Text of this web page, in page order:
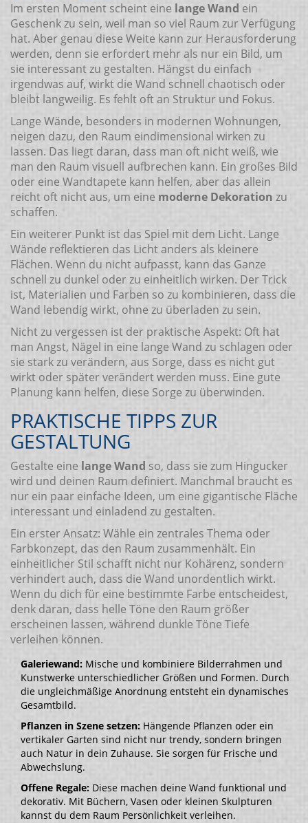
Im ersten Moment scheint eine lange Wand ein
Geschenk zu sein, weil man so viel Raum zur Verfügung
hat. Aber genau diese Weite kann zur Herausforderung
werden, denn sie erfordert mehr als nur ein Bild, um
sie interessant zu gestalten. Hängst du einfach
irgendwas auf, wirkt die Wand schnell chaotisch oder
bleibt langweilig. Es fehlt oft an Struktur und Fokus.
Lange Wände, besonders in modernen Wohnungen,
neigen dazu, den Raum eindimensional wirken zu
lassen. Das liegt daran, dass man oft nicht weiß, wie
man den Raum visuell aufbrechen kann. Ein großes Bild
oder eine Wandtapete kann helfen, aber das allein
reicht oft nicht aus, um eine moderne Dekoration zu
schaffen.
Ein weiterer Punkt ist das Spiel mit dem Licht. Lange
Wände reflektieren das Licht anders als kleinere
Flächen. Wenn du nicht aufpasst, kann das Ganze
schnell zu dunkel oder zu einheitlich wirken. Der Trick
ist, Materialien und Farben so zu kombinieren, dass die
Wand lebendig wirkt, ohne zu überladen zu sein.
Nicht zu vergessen ist der praktische Aspekt: Oft hat
man Angst, Nägel in eine lange Wand zu schlagen oder
sie stark zu verändern, aus Sorge, dass es nicht gut
wirkt oder später verändert werden muss. Eine gute
Planung kann helfen, diese Sorge zu überwinden.
PRAKTISCHE TIPPS ZUR
GESTALTUNG
Gestalte eine lange Wand so, dass sie zum Hingucker
wird und deinen Raum definiert. Manchmal braucht es
nur ein paar einfache Ideen, um eine gigantische Fläche
interessant und einladend zu gestalten.
Ein erster Ansatz: Wähle ein zentrales Thema oder
Farbkonzept, das den Raum zusammenhält. Ein
einheitlicher Stil schafft nicht nur Kohärenz, sondern
verhindert auch, dass die Wand unordentlich wirkt.
Wenn du dich für eine bestimmte Farbe entscheidest,
denk daran, dass helle Töne den Raum größer
erscheinen lassen, während dunkle Töne Tiefe
verleihen können.
Galeriewand: Mische und kombiniere Bilderrahmen und
Kunstwerke unterschiedlicher Größen und Formen. Durch
die ungleichmäßige Anordnung entsteht ein dynamisches
Gesamtbild.
Pflanzen in Szene setzen: Hängende Pflanzen oder ein
vertikaler Garten sind nicht nur trendy, sondern bringen
auch Natur in dein Zuhause. Sie sorgen für Frische und
Abwechslung.
Offene Regale: Diese machen deine Wand funktional und
dekorativ. Mit Büchern, Vasen oder kleinen Skulpturen
kannst du dem Raum Persönlichkeit verleihen.